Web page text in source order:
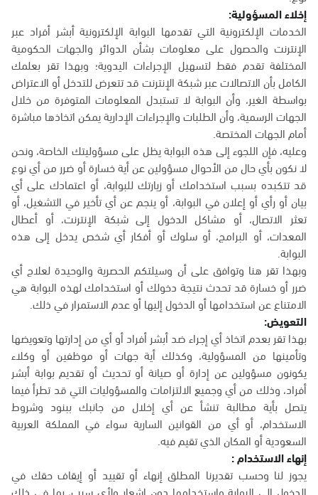
إخلاء المسؤولية:
الخدمات الإلكترونية التي تقدمها البوابة الإلكترونية أبشر أفراد عبر
الإنترنت والحصول على معلومات بشأن الدوائر والجهات الحكومية
المختلفة تقدم فقط لتسهيل الإجراءات اليدوية؛ وبهذا تقر بعلمك
الكامل بأن الاتصالات عبر شبكة الإنترنت قد تتعرض للتدخل أو الاعتراض
بواسطة الغير، وأن البوابة لا تستبدل المعلومات المتوفرة من خلال
الجهات الرسمية، وأن الطلبات والإجراءات الإدارية يمكن اتخاذها مباشرة
أمام الجهات المختصة.
وعليه، فإن اللجوء إلى هذه البوابة يظل على مسؤوليتك الخاصة، ونحن
لا نكون بأي حال من الأحوال مسؤولين عن أية خسارة أو ضرر من أي نوع
قد تتكبده بسبب استخدامك أو زيارتك للبوابة، أو اعتمادك على أي
بيان أو رأي أو إعلان في البوابة، أو ينجم عن أي تأخير في التشغيل، أو
تعثر الاتصال، أو مشاكل الدخول إلى شبكة الإنترنت، أو أعطال
المعدات، أو البرامج، أو سلوك أو أفكار أي شخص يدخل إلى هذه
البوابة.
وبهذا تقر هنا وتوافق على أن وسيلتكم الحصرية والوحيدة لعلاج أي
ضرر أو خسارة قد تحدث نتيجة دخولك أو استخدامك لهذه البوابة هي
الامتناع عن استخدامها أو الدخول إليها أو عدم الاستمرار في ذلك.
التعويض:
بهذا تقر بعدم اتخاذ أي إجراء ضد أبشر أفراد أو أي من إدارتها وتعويضها
وتأمينها من المسؤولية، وكذلك أية جهات أو موظفين أو وكلاء
يكونون مسؤولين عن إدارة أو صيانة أو تحديث أو تقديم بوابة أبشر
أفراد، وذلك من أي وجميع الالتزامات والمسؤوليات التي قد تطرأ فيما
يتصل بأية مطالبة تنشأ عن أي إخلال من جانبك ببنود وشروط
الاستخدام، أو أي من القوانين السارية سواء في المملكة العربية
السعودية أو المكان الذي تقيم فيه.
إنهاء الاستخدام :
يجوز لنا وحسب تقديرنا المطلق إنهاء أو تقييد أو إيقاف حقك في
الدخول إلى البوابة واستخدامها دون إشعار ولأي سبب، بما في ذلك